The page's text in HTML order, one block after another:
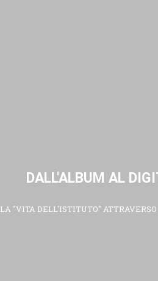
DALL'ALBUM AL
LA "VITA DELL'ISTITUTO"